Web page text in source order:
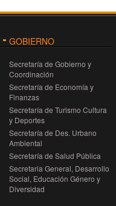
turismo de reuniones a
Además, se
conducen a
camino a las Cien
GOBIERNO
Secretaría de Gobierno y
Coordinación
Secretaría de Economía y
Finanzas
Secretaría de Turismo Cultura
y Deportes
Secretaría de Des. Urbano
Ambiental
Secretaría de Salud Pública
Secretaria General, Desarrollo
Social, Educación Género y
Diversidad